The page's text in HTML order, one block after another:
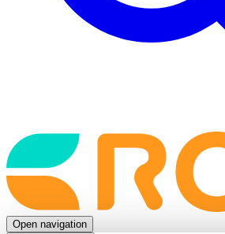
Back
to
frontpage
Open navigation